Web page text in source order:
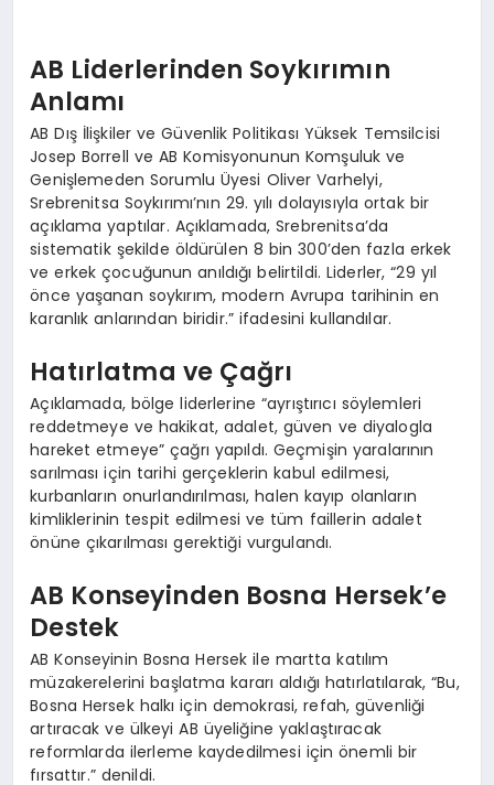
AB Liderlerinden Soykırımın
Anlamı
AB Dış İlişkiler ve Güvenlik Politikası Yüksek Temsilcisi
Josep Borrell ve AB Komisyonunun Komşuluk ve
Genişlemeden Sorumlu Üyesi Oliver Varhelyi,
Srebrenitsa Soykırımı’nın 29. yılı dolayısıyla ortak bir
açıklama yaptılar. Açıklamada, Srebrenitsa’da
sistematik şekilde öldürülen 8 bin 300’den fazla erkek
ve erkek çocuğunun anıldığı belirtildi. Liderler, “29 yıl
önce yaşanan soykırım, modern Avrupa tarihinin en
karanlık anlarından biridir.” ifadesini kullandılar.
Hatırlatma ve Çağrı
Açıklamada, bölge liderlerine “ayrıştırıcı söylemleri
reddetmeye ve hakikat, adalet, güven ve diyalogla
hareket etmeye” çağrı yapıldı. Geçmişin yaralarının
sarılması için tarihi gerçeklerin kabul edilmesi,
kurbanların onurlandırılması, halen kayıp olanların
kimliklerinin tespit edilmesi ve tüm faillerin adalet
önüne çıkarılması gerektiği vurgulandı.
AB Konseyinden Bosna Hersek’e
Destek
AB Konseyinin Bosna Hersek ile martta katılım
müzakerelerini başlatma kararı aldığı hatırlatılarak, “Bu,
Bosna Hersek halkı için demokrasi, refah, güvenliği
artıracak ve ülkeyi AB üyeliğine yaklaştıracak
reformlarda ilerleme kaydedilmesi için önemli bir
fırsattır.” denildi.